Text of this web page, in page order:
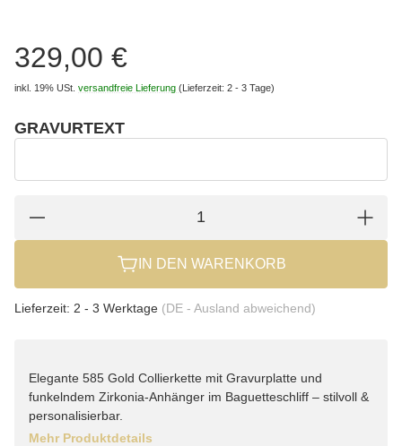
329,00 €
inkl. 19% USt. versandfreie Lieferung (Lieferzeit: 2 - 3 Tage)
GRAVURTEXT
IN DEN WARENKORB
Lieferzeit: 2 - 3 Werktage (DE - Ausland abweichend)
Elegante 585 Gold Collierkette mit Gravurplatte und
funkelndem Zirkonia-Anhänger im Baguetteschliff – stilvoll &
personalisierbar.
Mehr Produktdetails